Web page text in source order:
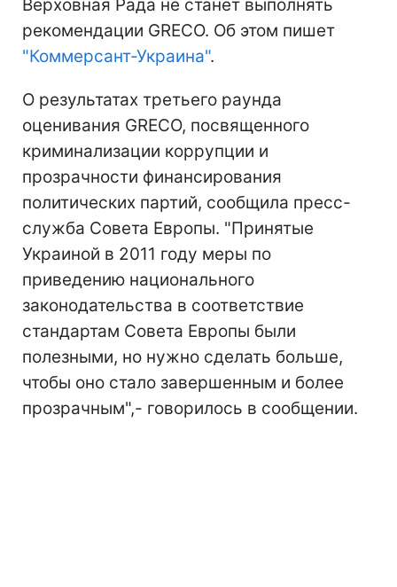
Верховная Рада не станет выполнять
рекомендации GRECO. Об этом пишет
"Коммерсант-Украина".
О результатах третьего раунда
оценивания GRECO, посвященного
криминализации коррупции и
прозрачности финансирования
политических партий, сообщила пресс-
служба Совета Европы. "Принятые
Украиной в 2011 году меры по
приведению национального
законодательства в соответствие
стандартам Совета Европы были
полезными, но нужно сделать больше,
чтобы оно стало завершенным и более
прозрачным",- говорилось в сообщении.